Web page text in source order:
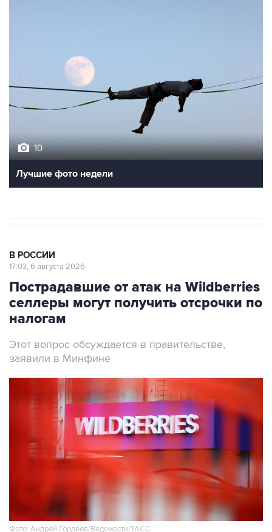
10
Лучшие фото недели
В РОССИИ
17:03, 6 августа 2026
Пострадавшие от атак на Wildberries
селлеры могут получить отсрочки по
налогам
Этот вопрос обсуждается в правительстве,
заявили в Минфине
Фото: Андрей Гордеев/Ведомости/ТАСС